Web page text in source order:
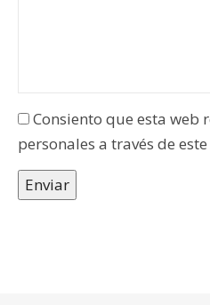
Consiento que esta web
personales a través de
Enviar